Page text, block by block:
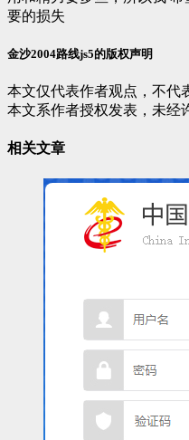
要的损失
金沙2004路线js5的版权声明
本文仅代表作者观点，不代
本文系作者授权发表，未经
相关文章